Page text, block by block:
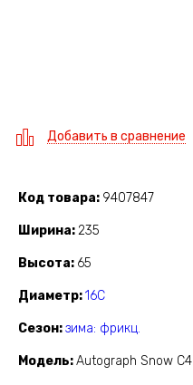
Добавить в сравнение
Код товара 9407847
Ширина 235
Высота 65
Диаметр 16C
Сезон зима: фрикц.
Модель Autograph Snow C4